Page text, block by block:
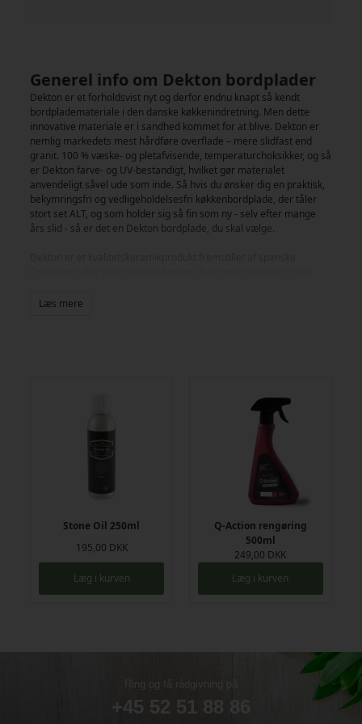
Generel info om Dekton bordplader
Dekton er et forholdsvist nyt og derfor endnu knapt så kendt
bordplademateriale i den danske køkkenindretning. Men dette
innovative materiale er i sandhed kommet for at blive. Dekton er
nemlig markedets mest hårdføre overflade – mere slidfast end
granit. 100 % væske- og pletafvisende, temperaturchoksikker, og så
er Dekton farve- og UV-bestandigt, hvilket gør materialet
anvendeligt såvel ude som inde. Så hvis du ønsker dig en praktisk,
bekymringsfri og vedligeholdelsesfri køkkenbordplade, der tåler
stort set ALT, og som holder sig så fin som ny - selv efter mange
års slid - så er det en Dekton bordplade, du skal vælge.
funktionalitet, der går op i en højere enhed – ganske enkelt.
helt lukket overflade, som gør bordpladen resistent over for alle
tænkelige pletter – fra stærkt farvende fødevarer til kemiske
væsker, syrer og fedtpletter – og så er en Dekton bordplade enkel
at rengøre og så godt som vedligeholdelsesfri. En Dekton
bordplade er derfor en super nem og bekymringsfri bordplade, der
Hos Bordpladefabrikken.dk har vi et flot udvalg af bordplader i
Dekton i tidløse, klassiske farver og mønstre. Dektonbordplader
fås i tykkelsen 20 mm og leveres med standard brækket forkant.
Materialebeskrivelse
Dekton består af en 100 % naturlig mineralsammensætning, som
knuses til partikler og presses i plader under et 25.000 tons tryk for
sikrer en ekstremt hårdfør, nærmest uopslidelig bordplade, der
tåler stort set alt. En Dekton bordplade er således yderst holdbar,
pletafvisende, modstandsdygtig over for kemiske stoffer og
absorberer ikke væske. Overfladen er meget varmeresistent og
tåler fint direkte afsætning af gryder mm. Bordpladen er endvidere
Læs mere
Stone Oil 250ml
195,00 DKK
Læg i kurven
Q-Action rengøring
500ml
249,00 DKK
Læg i kurven
Ring og få rådgivning på
+45 52 51 88 86